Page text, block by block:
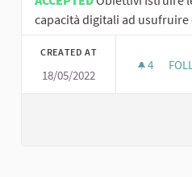
capacità digitali ad
CREATED AT
18/05/2022
4 4